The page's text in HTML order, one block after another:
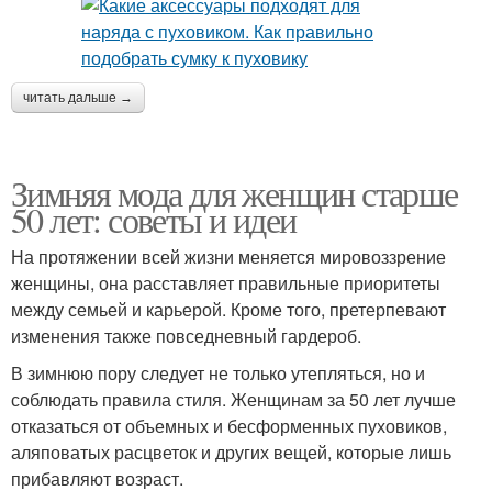
читать дальше →
Зимняя мода для женщин старше
50 лет: советы и идеи
На протяжении всей жизни меняется мировоззрение
женщины, она расставляет правильные приоритеты
между семьей и карьерой. Кроме того, претерпевают
изменения также повседневный гардероб.
В зимнюю пору следует не только утепляться, но и
соблюдать правила стиля. Женщинам за 50 лет лучше
отказаться от объемных и бесформенных пуховиков,
аляповатых расцветок и других вещей, которые лишь
прибавляют возраст.